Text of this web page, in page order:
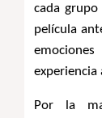
cada
película
experiencia
Por la